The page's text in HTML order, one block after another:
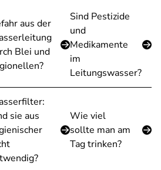
aus der
Blei und
Sind Pestizide
und
Medikamente
im
Leitungswasser?
sie aus
Wie viel
sollte man am
Tag trinken?